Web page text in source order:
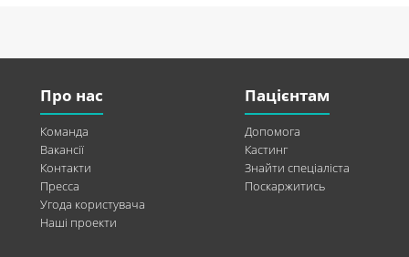
Про нас
Команда
Вакансії
Контакти
Пресса
Угода користувача
Наші проекти
Пацієнтам
Допомога
Кастинг
Знайти спеціаліста
Поскаржитись